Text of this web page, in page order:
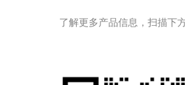
了解更多产品信息，扫描下